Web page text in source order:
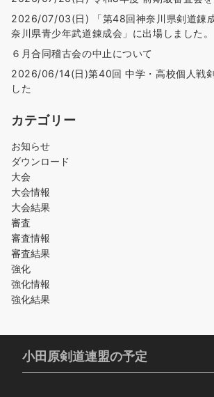
2026/07/03(日) 「第48回神奈川県剣道錬
奈川県青少年武道錬成会」に出場しました。
６月合同稽古会の中止について
2026/06/14(日)第40回 中学・高校個人戦
した
カテゴリー
お知らせ
ダウンロード
大会
大会情報
大会結果
審査
審査情報
審査結果
強化
強化情報
強化結果
小田原剣道連盟の予定